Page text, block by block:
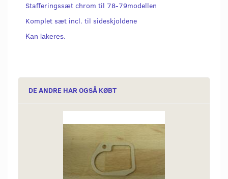
Stafferingssæt chrom til 78-79modellen
Komplet sæt incl. til sideskjoldene
Kan lakeres.
DE ANDRE HAR OGSÅ KØBT